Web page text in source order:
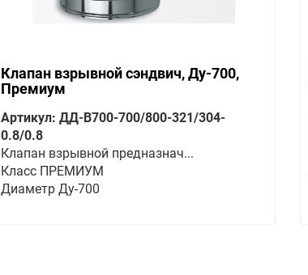
Клапан взрывной сэндвич, Ду-700,
Премиум
Артикул: ДД-В700-700/800-321/304-
0.8/0.8
Клапан взрывной предназнач...
Класс ПРЕМИУМ
Диаметр Ду-700